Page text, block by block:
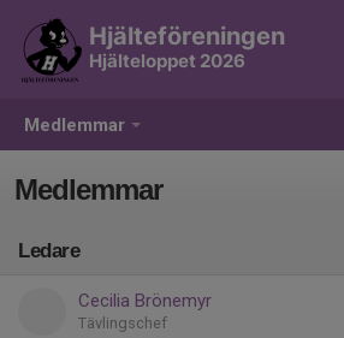
Medlemmar
Hjälteföreningen
Hjälteloppet 2026
Medlemmar
Ledare
Cecilia Brönemyr
Tävlingschef